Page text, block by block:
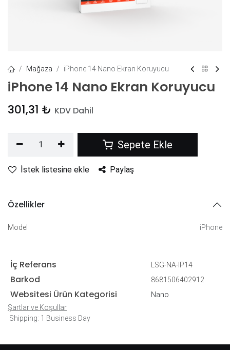
Mağaza iPhone 14 Nano Ekran Koruyucu
iPhone 14 Nano Ekran Koruyucu
301,31 ₺ KDV Dahil
Sepete Ekle
İstek listesine ekle Paylaş
Özellikler
Model iPhone
İç Referans LSG-NA-IP14
Barkod 8681506402912
Websitesi Ürün Kategorisi
Nano
Şartlar ve Koşullar
Shipping: 1 Business Day